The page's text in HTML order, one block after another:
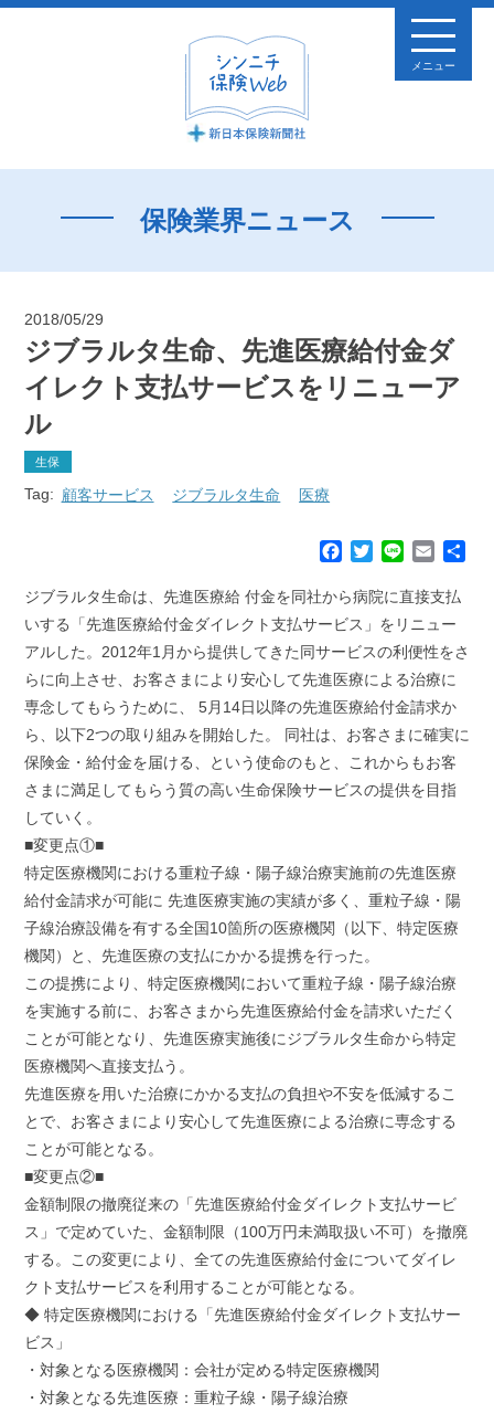
メニュー
保険業界ニュース
2018/05/29
ジブラルタ生命、先進医療給付金ダ
イレクト支払サービスをリニューア
ル
生保
Tag: 顧客サービス ジブラルタ生命 医療
c
e
o
o
k
T
i
e
r
n
e
E
a
ジブラルタ生命は、先進医療給 付金を同社から病院に直接支払
いする「先進医療給付金ダイレクト支払サービス」をリニュー
アルした。2012年1月から提供してきた同サービスの利便性をさ
らに向上させ、お客さまにより安心して先進医療による治療に
専念してもらうために、 5月14日以降の先進医療給付金請求か
ら、以下2つの取り組みを開始した。 同社は、お客さまに確実に
保険金・給付金を届ける、という使命のもと、これからもお客
さまに満足してもらう質の高い生命保険サービスの提供を目指
していく。
■変更点①■
特定医療機関における重粒子線・陽子線治療実施前の先進医療
給付金請求が可能に 先進医療実施の実績が多く、重粒子線・陽
子線治療設備を有する全国10箇所の医療機関（以下、特定医療
機関）と、先進医療の支払にかかる提携を行った。
この提携により、特定医療機関において重粒子線・陽子線治療
を実施する前に、お客さまから先進医療給付金を請求いただく
ことが可能となり、先進医療実施後にジブラルタ生命から特定
医療機関へ直接支払う。
先進医療を用いた治療にかかる支払の負担や不安を低減するこ
とで、お客さまにより安心して先進医療による治療に専念する
ことが可能となる。
■変更点②■
金額制限の撤廃従来の「先進医療給付金ダイレクト支払サービ
ス」で定めていた、金額制限（100万円未満取扱い不可）を撤廃
する。この変更により、全ての先進医療給付金についてダイレ
クト支払サービスを利用することが可能となる。
◆ 特定医療機関における「先進医療給付金ダイレクト支払サー
ビス」
・対象となる医療機関：会社が定める特定医療機関
・対象となる先進医療：重粒子線・陽子線治療